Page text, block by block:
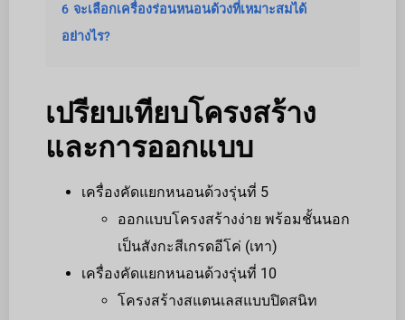
6 จะเลือกเครื่องร่อนหนอนด้วงที่เหมาะสมได้
อย่างไร?
เปรียบเทียบโครงสร้าง
และการออกแบบ
เครื่องคัดแยกหนอนด้วงรุ่นที่ 5
ออกแบบโครงสร้างง่าย พร้อมชั้นนอก
เป็นสังกะสีเกรดอีโค่ (เทา)
เครื่องคัดแยกหนอนด้วงรุ่นที่ 10
โครงสร้างสแตนเลสแบบปิดสนิท